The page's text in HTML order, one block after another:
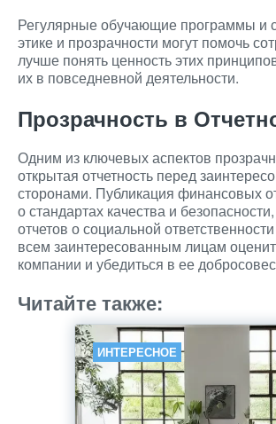
Регулярные обучающие программы и
этике и прозрачности могут помочь
лучше понять ценность этих
их в повседневной деятельности.
Прозрачность в
Одним из ключевых аспектов
открытая отчетность перед
сторонами. Публикация финансовых
о стандартах качества и
отчетов о социальной
всем заинтересованным лицам
компании и убедиться в ее
Читайте также:
ИНТЕРЕСНОЕ